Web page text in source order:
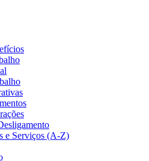
e Serviços (A-Z)